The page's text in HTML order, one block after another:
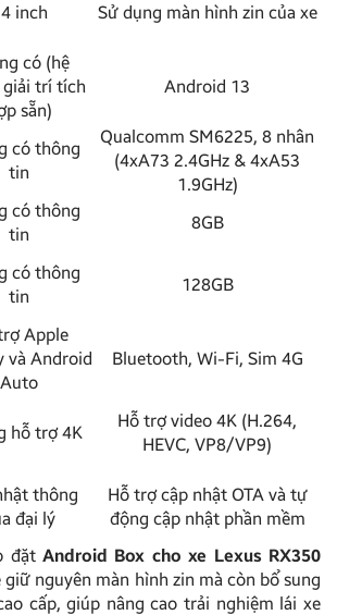
inch Sử dụng màn hình zin của xe
có (hệ
trí tích
sẵn)
Android 13
có thông
tin
Qualcomm SM6225, 8 nhân
(4xA73 2.4GHz & 4xA53
1.9GHz)
có thông
tin
8GB
có thông
tin
128GB
Apple
và Android
Auto
Bluetooth, Wi-Fi, Sim 4G
hỗ trợ 4K
Hỗ trợ video 4K (H.264,
HEVC, VP8/VP9)
thông
đại lý
Hỗ trợ cập nhật OTA và tự
động cập nhật phần mềm
đặt Android Box cho xe Lexus RX350
nguyên màn hình zin mà còn bổ sung
cấp, giúp nâng cao trải nghiệm lái xe